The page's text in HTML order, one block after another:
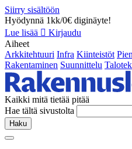
Siirry sisältöön
Hyödynnä 1kk/0€ diginäyte!
Lue lisää
Kirjaudu
Aiheet
Arkkitehtuuri Infra Kiinteistöt
Rakentaminen Suunnittelu
Kaikki mitä tietää pitää
Hae tältä sivustolta
Haku